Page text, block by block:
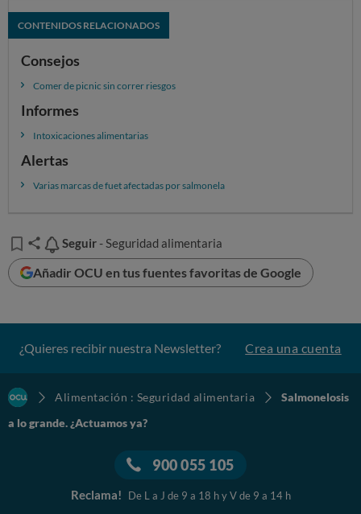
CONTENIDOS RELACIONADOS
Consejos
Comer de picnic sin correr riesgos
Informes
Intoxicaciones alimentarias
Alertas
Varias marcas de fuet afectadas por salmonela
Seguir
Seguir - Seguridad alimentaria
Añadir OCU en tus fuentes favoritas de Google
¿Quieres recibir nuestra Newsletter? Crea una cuenta
Alimentación : Seguridad alimentaria
Salmonelosis
a lo grande. ¿Actuamos ya?
900 055 105
Reclama! De L a J de 9 a 18 h y V de 9 a 14 h